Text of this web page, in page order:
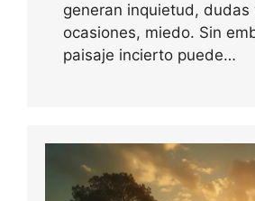
generan inquietud, dudas
ocasiones, miedo. Sin
paisaje incierto puede…